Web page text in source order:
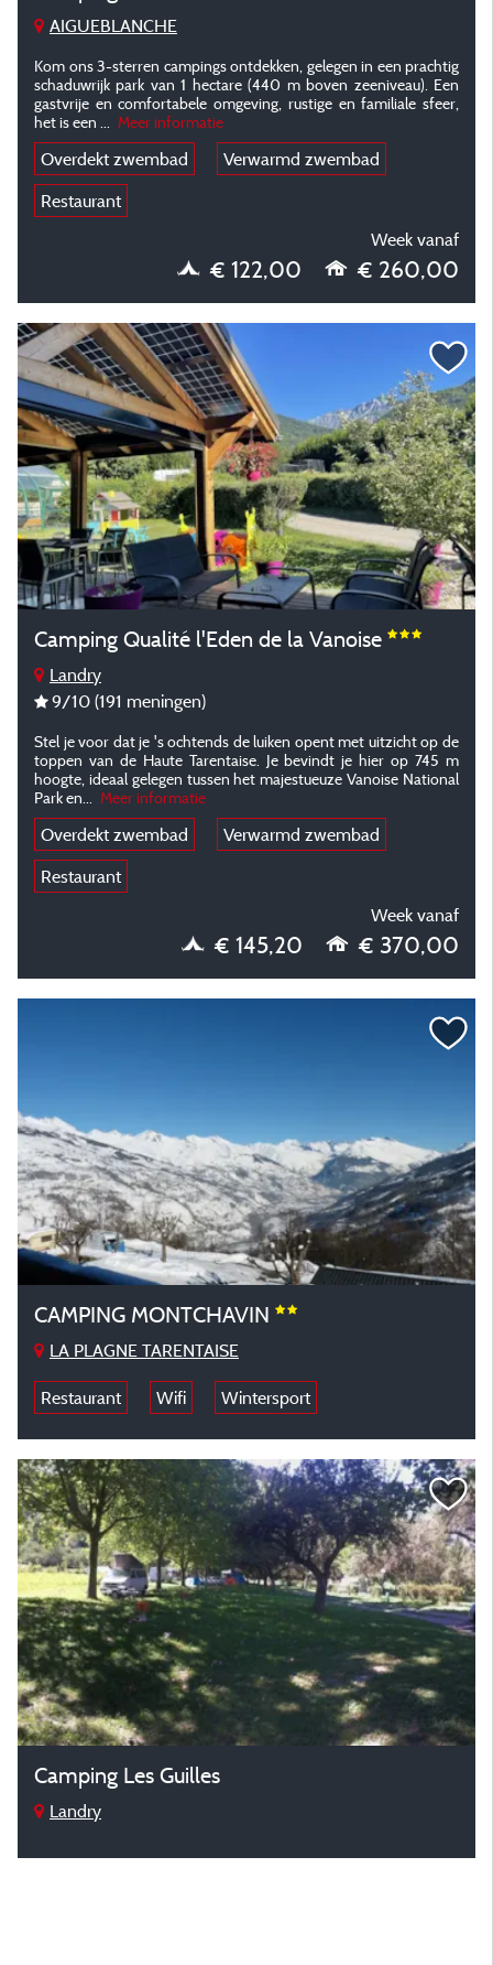
AIGUEBLANCHE
Kom ons 3-sterren campings ontdekken, gelegen in een prachtig
schaduwrijk park van 1 hectare (440 m boven zeeniveau). Een
gastvrije en comfortabele omgeving, rustige en familiale sfeer,
het is een
Meer informatie
Overdekt zwembad
Verwarmd zwembad
Restaurant
Week vanaf
€ 122,00 € 260,00
Camping Qualité l'Eden de la Vanoise
Landry
9/10 (191 meningen)
Stel je voor dat je 's ochtends de luiken opent met uitzicht op de
toppen van de Haute Tarentaise. Je bevindt je hier op 745 m
hoogte, ideaal gelegen tussen het majestueuze Vanoise National
Park en
Meer informatie
Overdekt zwembad
Verwarmd zwembad
Restaurant
Week vanaf
€ 145,20 € 370,00
CAMPING MONTCHAVIN
LA PLAGNE TARENTAISE
Restaurant Wifi Wintersport
Camping Les Guilles
Landry